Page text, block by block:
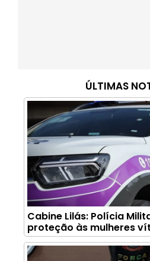
ÚLTIMAS
Cabine Lilás: Polícia
proteção às mulheres